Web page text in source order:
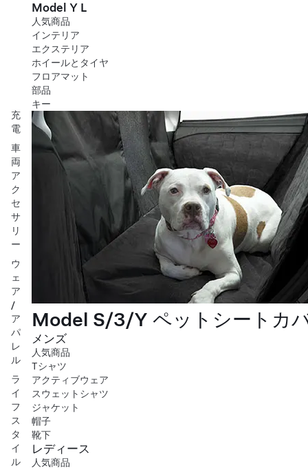
充
電
車
両
ア
ク
セ
サ
リ
ー
ウ
ェ
ア
/
ア
パ
レ
ル
ラ
イ
フ
ス
タ
イ
ル
Model Y L
人気商品
インテリア
エクステリア
ホイールとタイヤ
フロアマット
部品
キー
Model S/3/Y ペットシートカ
メンズ
人気商品
Tシャツ
アクティブウェア
スウェットシャツ
ジャケット
帽子
靴下
レディース
人気商品